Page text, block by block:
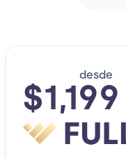
desde
$1,199